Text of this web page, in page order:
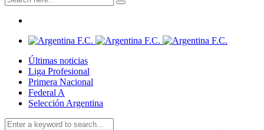
Últimas noticias
Liga Profesional
Primera Nacional
Federal A
Selección Argentina